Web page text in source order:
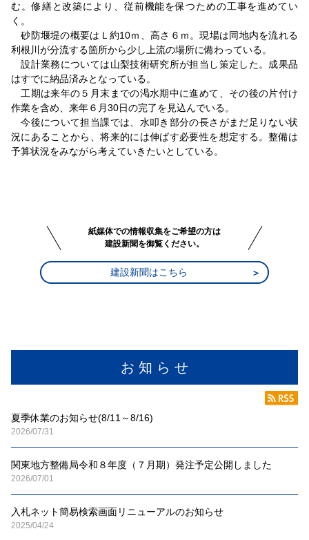
お 知 ら せ
夏季休業のお知らせ(8/11～8/16)
2026/07/31
関東地方整備局令和８年度（７月期）発注予定公開しました
2026/07/01
入札ネット簡易検索画面リニューアルのお知らせ
2025/04/24
む。修繕と改築により、従前機能を保つための工事を進めてい
く。
砂防堰堤の概要はＬ約10ｍ、高さ６ｍ。現場は同地内を流れる
利根川が分流する箇所から少し上流の場所に備わっている。
設計業務については山梨技術研究所が担当し策定した。成果品
はすでに納品済みとなっている。
工期は来年の５月末までの渇水期中に進めて、その後の片付け
作業を含め、来年６月30日の完了を見込んでいる。
今後について担当課では、水叩き部分の長さがまだ足りない状
況にあることから、将来的には伸ばす必要性を想定する。整備は
予算状況をみながら考えていきたいとしている。
紙媒体での情報収集をご希望の方は
建設新聞を御覧ください。
建設新聞はこちら